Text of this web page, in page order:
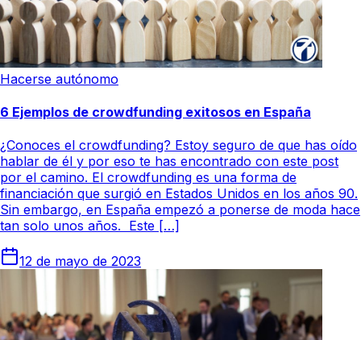
Hacerse autónomo
6 Ejemplos de crowdfunding exitosos en España
¿Conoces el crowdfunding? Estoy seguro de que has oído
hablar de él y por eso te has encontrado con este post
por el camino. El crowdfunding es una forma de
financiación que surgió en Estados Unidos en los años 90.
Sin embargo, en España empezó a ponerse de moda hace
tan solo unos años. Este […]
12 de mayo de 2023